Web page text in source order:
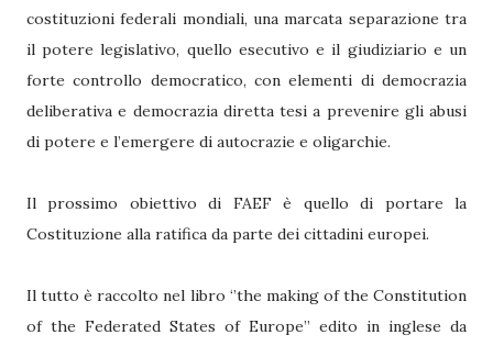
costituzioni federali mondiali, una marcata separazione tra
il potere legislativo, quello esecutivo e il giudiziario e un
forte controllo democratico, con elementi di democrazia
deliberativa e democrazia diretta tesi a prevenire gli abusi
di potere e l’emergere di autocrazie e oligarchie.
Il prossimo obiettivo di FAEF è quello di portare la
Costituzione alla ratifica da parte dei cittadini europei.
Il tutto è raccolto nel libro ‘’the making of the Constitution
of the Federated States of Europe’’ edito in inglese da